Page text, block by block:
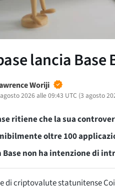
lancia
Woriji
2026 alle 09:43 UTC (3 agosto
ritiene che la sua
oltre 100
Base non ha intenzione di
di criptovalute statunitense